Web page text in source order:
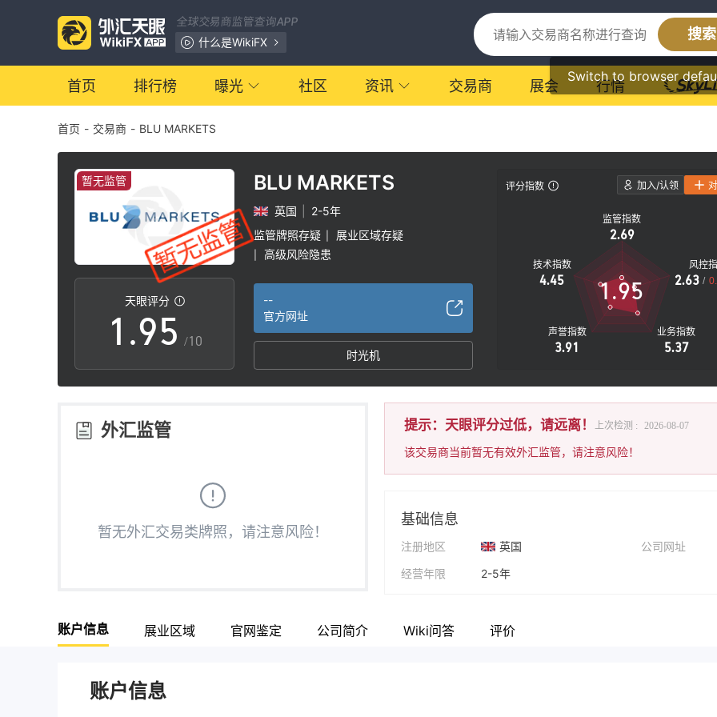
全球交易商监管查询APP
什么是WikiFX
搜索
Switch to browser
首页 排行榜 曝光 社区 资讯 交易商 展会 行情
首页 - 交易商 - BLU MARKETS
暂无监管
天眼评分
0
1
2
3
5
8
9
.
3
4
5
7
8
9
0
1
3
4
5
6
7
9
/10
BLU MARKETS
英国
2-5年
监管牌照存疑
展业区域存疑
高级风险隐患
--
官方网址
时光机
评分指数
监管指数
2.69
技术指数
4.45
声誉指数
3.91
业务指数
5.37
风控
2.63 /
1.95
加入/认领
外汇监管
暂无外汇交易类牌照，请注意风险！
提示：天眼评分过低，请远离！ 上次检测 : 2026-08-07
该交易商当前暂无有效外汇监管，请注意风险！
基础信息
注册地区
英国
经营年限
2-5年
公司网址
账户信息 展业区域 官网鉴定 公司简介 Wiki问答 评价
账户信息